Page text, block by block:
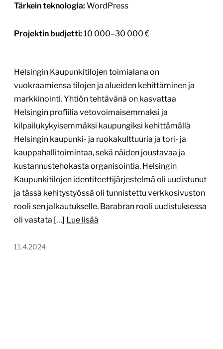
Tärkein teknologia: WordPress
Projektin budjetti: 10 000–30 000 €
Helsingin Kaupunkitilojen toimialana on
vuokraamiensa tilojen ja alueiden kehittäminen ja
markkinointi. Yhtiön tehtävänä on kasvattaa
Helsingin proﬁilia vetovoimaisemmaksi ja
kilpailukykyisemmäksi kaupungiksi kehittämällä
Helsingin kaupunki- ja ruokakulttuuria ja tori- ja
kauppahallitoimintaa, sekä näiden joustavaa ja
kustannustehokasta organisointia. Helsingin
Kaupunkitilojen identiteettijärjestelmä oli uudistunut
ja tässä kehitystyössä oli tunnistettu verkkosivuston
rooli sen jalkautukselle. Barabran rooli uudistuksessa
oli vastata […] Lue lisää
11.4.2024